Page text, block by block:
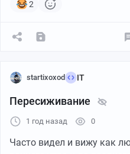
2
startixoxod IT
Пересиживание
1 год назад 0
Часто видел и вижу как